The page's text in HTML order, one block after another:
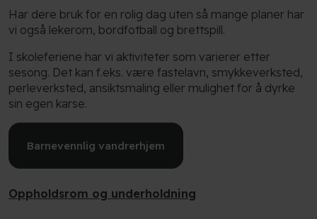
Har dere bruk for en rolig dag uten så mange planer har
vi også lekerom, bordfotball og brettspill.
I skoleferiene har vi aktiviteter som varierer etter
sesong. Det kan f.eks. være fastelavn, smykkeverksted,
perleverksted, ansiktsmaling eller mulighet for å dyrke
sin egen karse.
Barnevennlig vandrerhjem
Oppholdsrom og underholdning